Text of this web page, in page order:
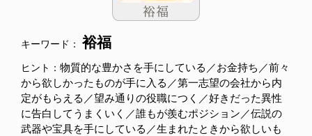
キーワード：裕福
ヒント： 物質的な豊かさを手にしている／お金持ち／前々
から欲しかったものが手に入る／第一志望の会社から内
定がもらえる／望み通りの役職につく／好きだった異性
に告白してうまくいく／誰もが羨むポジション／伝説の
武器や宝具を手にしている／生まれたときから欲しいも